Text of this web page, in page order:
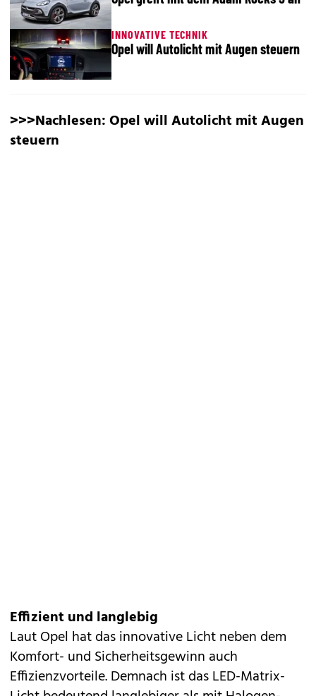
INNOVATIVE TECHNIK
Opel will Autolicht mit Augen steuern
>>>Nachlesen:Opel will Autolicht mit Augen
steuern
Effizient und langlebig
Laut Opel hat das innovative Licht neben dem
Komfort- und Sicherheitsgewinn auch
Effizienzvorteile. Demnach ist das LED-Matrix-